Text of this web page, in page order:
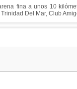
fina a unos 10
Del Mar, Club